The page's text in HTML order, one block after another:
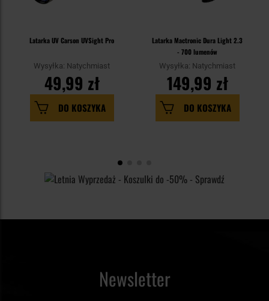
Latarka UV Carson UVSight Pro
Wysyłka: Natychmiast
49,99 zł
DO KOSZYKA
Latarka Mactronic Dura Light 2.3
- 700 lumenów
Wysyłka: Natychmiast
149,99 zł
DO KOSZYKA
Newsletter